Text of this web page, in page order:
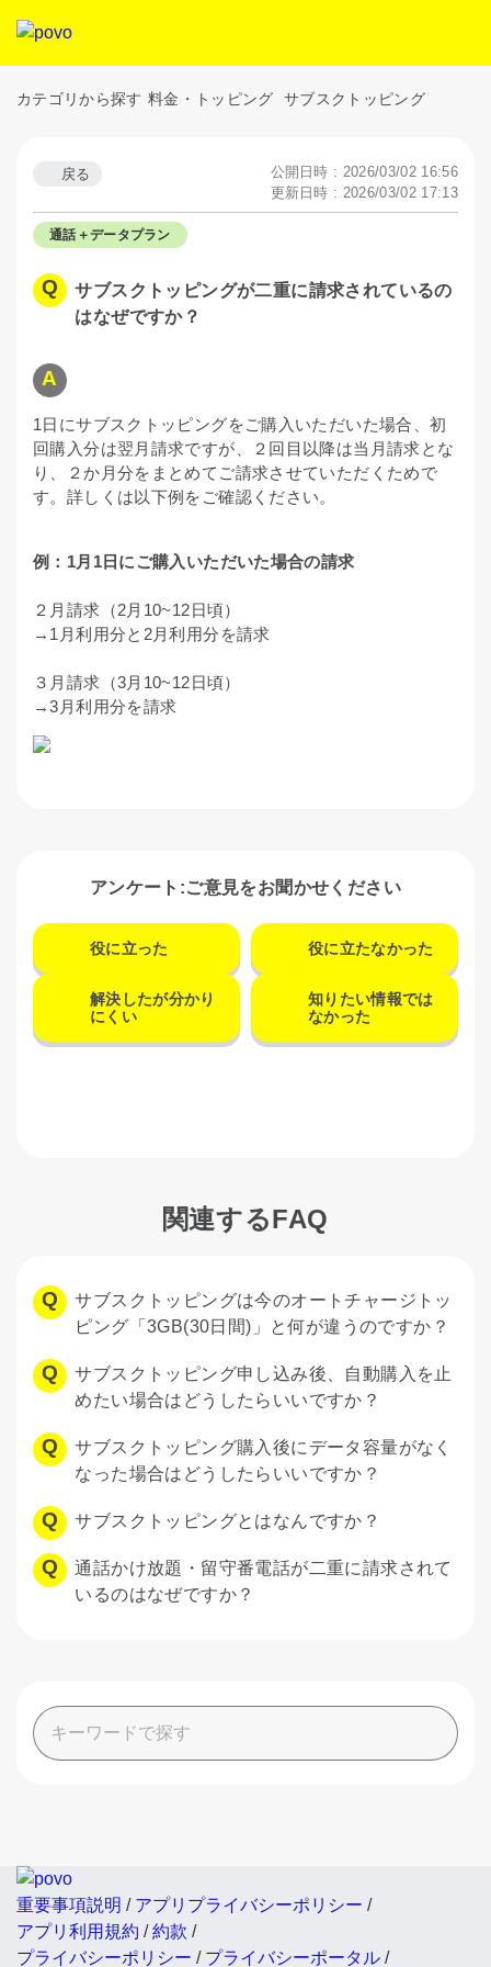
カテゴリから探す 料金・トッピング サブスクトッピング
戻る
公開日時 : 2026/03/02 16:56
更新日時 : 2026/03/02 17:13
通話＋データプラン
サブスクトッピングが二重に請求されているの
はなぜですか？
1日にサブスクトッピングをご購入いただいた場合、初
回購入分は翌月請求ですが、２回目以降は当月請求とな
り、２か月分をまとめてご請求させていただくためで
す。詳しくは以下例をご確認ください。
例：1月1日にご購入いただいた場合の請求
２月請求（2月10~12日頃）
→1月利用分と2月利用分を請求
３月請求（3月10~12日頃）
→3月利用分を請求
アンケート:ご意見をお聞かせください
役に立った 役に立たなかった
解決したが分かり
にくい
知りたい情報では
なかった
関連するFAQ
サブスクトッピングは今のオートチャージトッ
ピング「3GB(30日間)」と何が違うのですか？
サブスクトッピング申し込み後、自動購入を止
めたい場合はどうしたらいいですか？
サブスクトッピング購入後にデータ容量がなく
なった場合はどうしたらいいですか？
サブスクトッピングとはなんですか？
通話かけ放題・留守番電話が二重に請求されて
いるのはなぜですか？
重要事項説明 / アプリプライバシーポリシー /
アプリ利用規約 /約款 /
プライバシーポリシー / プライバシーポータル /